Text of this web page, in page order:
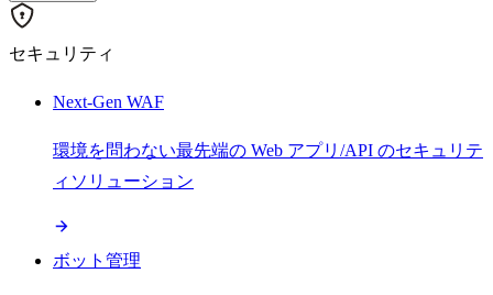
セキュリティ
Next-Gen WAF
環境を問わない最先端の Web アプリ/API のセキュリテ
ィソリューション
ボット管理